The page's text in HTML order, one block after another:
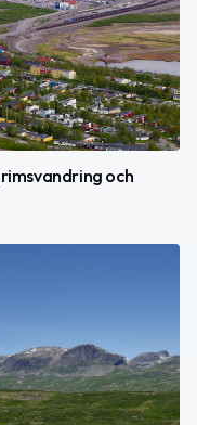
och